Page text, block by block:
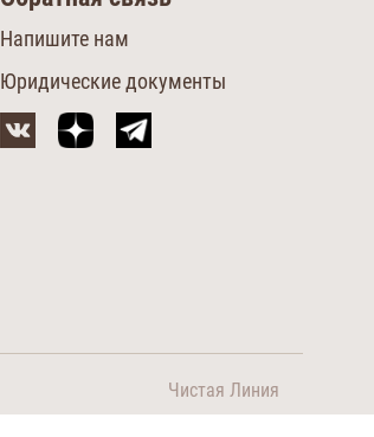
Напишите нам
Юридические документы
Чистая Линия